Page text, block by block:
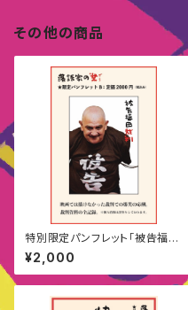
その他の商品
特別限定パンフレット「被告福田
裁判」
¥2,000